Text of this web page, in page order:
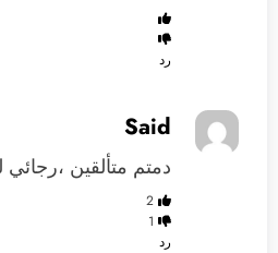
رد
Said
دمتم متألقين
2
1
رد